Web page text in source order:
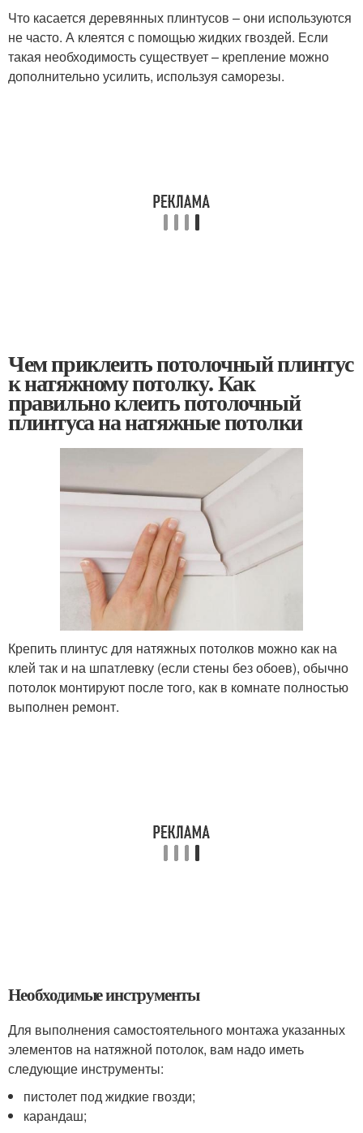
Что касается деревянных плинтусов – они используются
не часто. А клеятся с помощью жидких гвоздей. Если
такая необходимость существует – крепление можно
дополнительно усилить, используя саморезы.
Чем приклеить потолочный плинтус
к натяжному потолку. Как
правильно клеить потолочный
плинтуса на натяжные потолки
Крепить плинтус для натяжных потолков можно как на
клей так и на шпатлевку (если стены без обоев), обычно
потолок монтируют после того, как в комнате полностью
выполнен ремонт.
Необходимые инструменты
Для выполнения самостоятельного монтажа указанных
элементов на натяжной потолок, вам надо иметь
следующие инструменты:
пистолет под жидкие гвозди;
карандаш;